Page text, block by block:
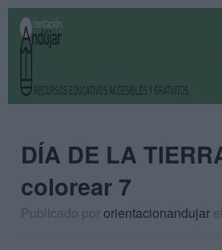
DÍA DE LA
colorear 7
Publicado pororientacionandujar